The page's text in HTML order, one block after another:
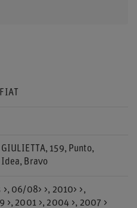
FIAT
GIULIETTA 159
Punto
Idea Bravo
> 06/08> >
2010> >
> 2001 > 2004 > 2007 >